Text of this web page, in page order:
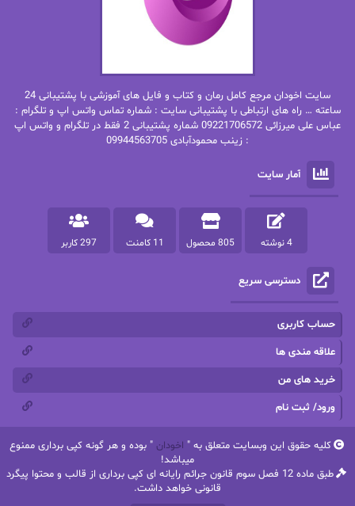
بهاره شیرازی
بهاره.م
بیتا فرخی
پاتریشیا ویلسون پرتو فرهمند
پرستو اسحقی
پرستو مهاجر
پرهام رسولی
پروانه قدیمی پروانه محمدی
پریسا شکور(طوفان خاموش)
پنلوپه وارد
تاران
ترنم.25
ثمین سرابی جان فاولز
جرج.آر.آر.مارتین
سایت اخودان مرجع کامل رمان و کتاب و فایل های آموزشی با پشتیبانی 24
ساعته … راه های ارتباطی با پشتیبانی سایت : شماره تماس واتس اپ و تلگرام :
عباس علی میرزائی 09221706572 شماره پشتیبانی 2 فقط در تلگرام و واتس اپ
: زینب محمودآبادی 09944563705
آمار سایت
4 نوشته 805 محصول 11 کامنت 297 کاربر
دسترسی سریع
حساب کاربری
علاقه مندی ها
خرید های من
ورود/ ثبت نام
کلیه حقوق این وبسایت متعلق به " اخودان " بوده و هر گونه کپی برداری ممنوع
میباشد!
طبق ماده 12 فصل سوم قانون جرائم رایانه ای کپی برداری از قالب و محتوا پیگرد
قانونی خواهد داشت.